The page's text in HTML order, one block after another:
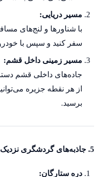
مسیر دریایی:
با شناورها و لنج‌های
سفر کنید و سپس با
مسیر زمینی داخل قشم:
جاده‌های داخلی قشم
از هر نقطه جزیره
برسید.
5. جاذبه‌های گردشگری نزدیک به ساحل نقره‌ای قشم
دره ستارگان: